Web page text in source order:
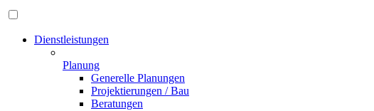
Dienstleistungen
Planung
Generelle Planungen
Projektierungen / Bau
Beratungen